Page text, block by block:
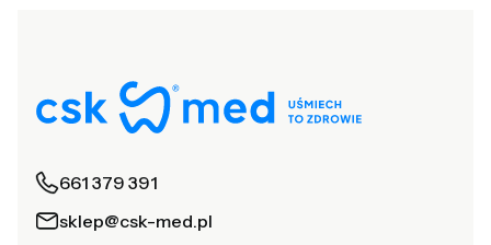
661 379 391
sklep@csk-med.pl